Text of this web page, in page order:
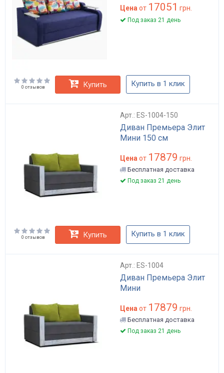
Цена от 17051 грн.
Под заказ 21 день
0 отзывов Купить Купить в 1 клик
Арт.: ES-1004-150
Диван Премьера Элит
Мини 150 см
Цена от 17879 грн.
Бесплатная доставка
Под заказ 21 день
0 отзывов Купить Купить в 1 клик
Арт.: ES-1004
Диван Премьера Элит
Мини
Цена от 17879 грн.
Бесплатная доставка
Под заказ 21 день